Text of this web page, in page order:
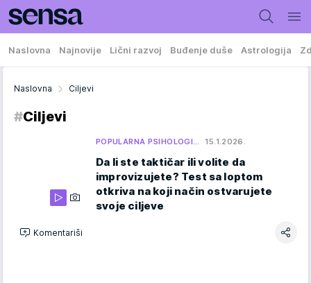
Naslovna Najnovije Lični razvoj Buđenje duše Astrologija
Naslovna Ciljevi
#Ciljevi
POPULARNA PSIHOLOGI… 15.1.2026.
Da li ste taktičar ili volite da
improvizujete? Test sa loptom
otkriva na koji način ostvarujete
svoje ciljeve
Komentariši